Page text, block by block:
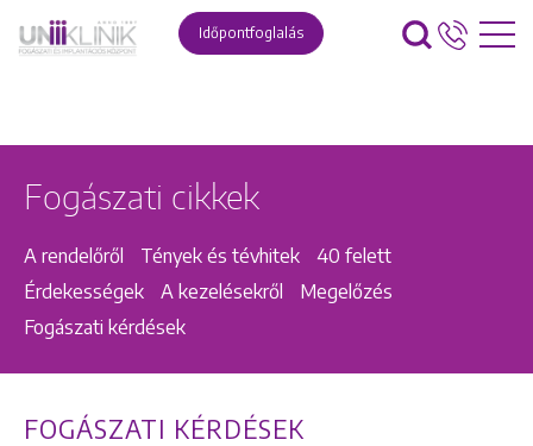
Időpontfoglalás
Fogászati cikkek
A rendelőről Tények és tévhitek
40 felett
Érdekességek
A kezelésekről
Megelőzés
Fogászati kérdések
FOGÁSZATI KÉRDÉSEK